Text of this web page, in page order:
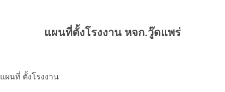
แผนที่ตั้งโรงงาน หจก.วู๊ดแพร่
แผนที่ ตั้งโรงงาน